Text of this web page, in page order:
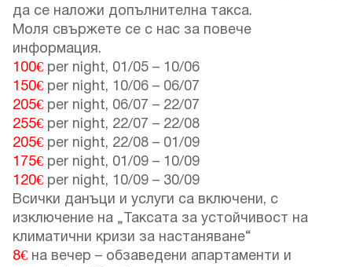
да се наложи допълнителна такса.
Моля свържете се с нас за повече
информация.
100€ per night, 01/05 – 10/06
150€ per night, 10/06 – 06/07
205€ per night, 06/07 – 22/07
255€ per night, 22/07 – 22/08
205€ per night, 22/08 – 01/09
175€ per night, 01/09 – 10/09
120€ per night, 10/09 – 30/09
Всички данъци и услуги са включени, с
изключение на „Таксата за устойчивост на
климатични кризи за настаняване“
8€ на вечер – обзаведени апартаменти и